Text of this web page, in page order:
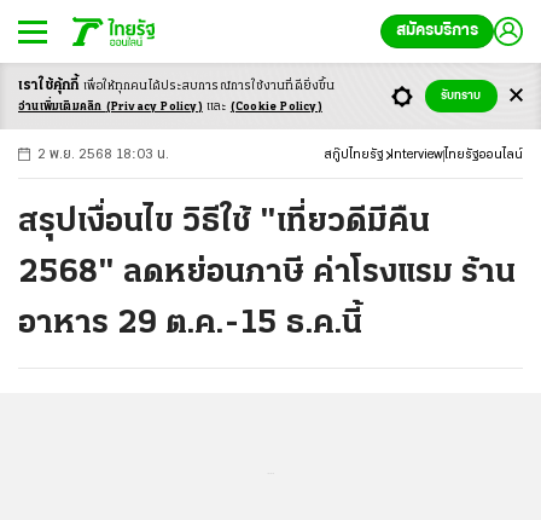
สมัครบริการ
-ก ก ก+
2 พ.ย. 2568 18:03 น. สกู๊ปไทยรัฐ Interviewไทยรัฐออนไลน์
สรุปเงื่อนไข วิธีใช้ "เที่ยวดีมีคืน
2568" ลดหย่อนภาษี ค่าโรงแรม ร้าน
อาหาร 29 ต.ค.-15 ธ.ค.นี้
เราใช้คุ้กกี้ เพื่อให้ทุกคนได้ประสบการณ์การใช้งานที่ดียิ่งขึ้น
อ่านเพิ่มเติมคลิก (Privacy Policy) และ (Cookie Policy)
รับทราบ